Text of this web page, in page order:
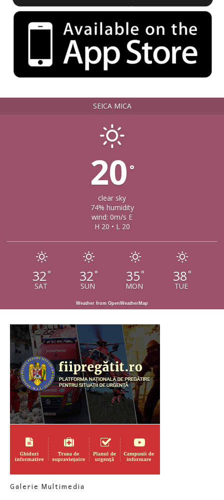
SEICA MICA
20 °
clear sky
74% humidity
wind: 0m/s E
H 20 • L 20
32°
SAT
32°
SUN
35°
MON
38°
TUE
Weather from OpenWeatherMap
Galerie Multimedia